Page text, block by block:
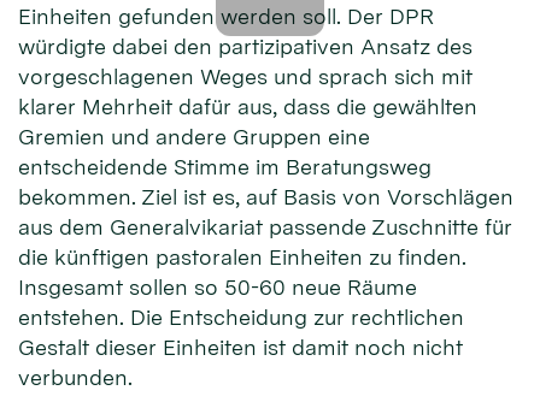
Einheiten gefunden werden soll. Der DPR
würdigte dabei den partizipativen Ansatz des
vorgeschlagenen Weges und sprach sich mit
klarer Mehrheit dafür aus, dass die gewählten
Gremien und andere Gruppen eine
entscheidende Stimme im Beratungsweg
bekommen. Ziel ist es, auf Basis von Vorschlägen
aus dem Generalvikariat passende Zuschnitte für
die künftigen pastoralen Einheiten zu finden.
Insgesamt sollen so 50-60 neue Räume
entstehen. Die Entscheidung zur rechtlichen
Gestalt dieser Einheiten ist damit noch nicht
verbunden.